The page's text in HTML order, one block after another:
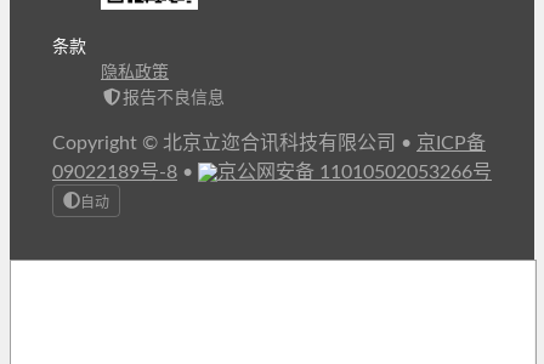
条款
隐私政策
报告不良信息
Copyright © 北京立迩合讯科技有限公司 • 京ICP备
09022189号-8 • 京公网安备 11010502053266号
自动